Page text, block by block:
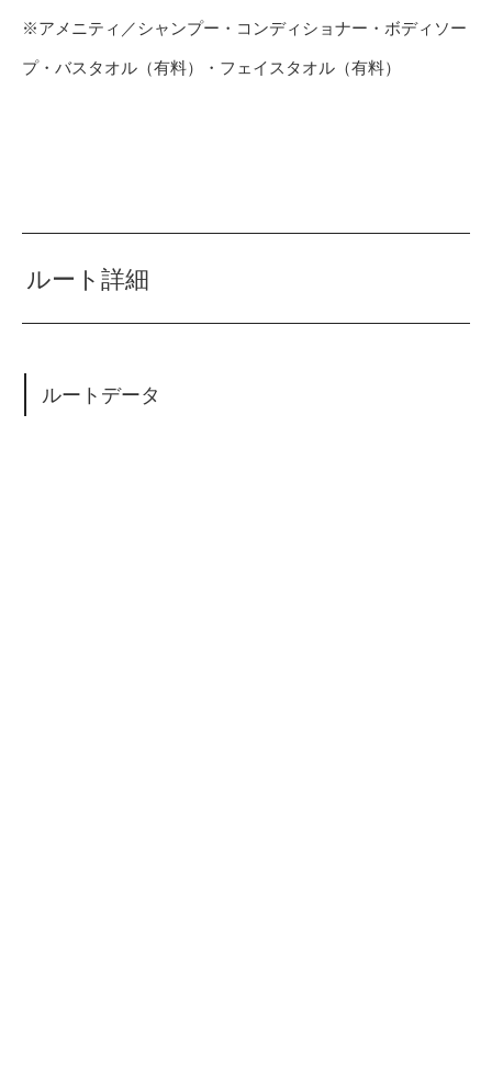
※アメニティ／シャンプー・コンディショナー・ボディソー
プ・バスタオル（有料）・フェイスタオル（有料）
ルート詳細
ルートデータ